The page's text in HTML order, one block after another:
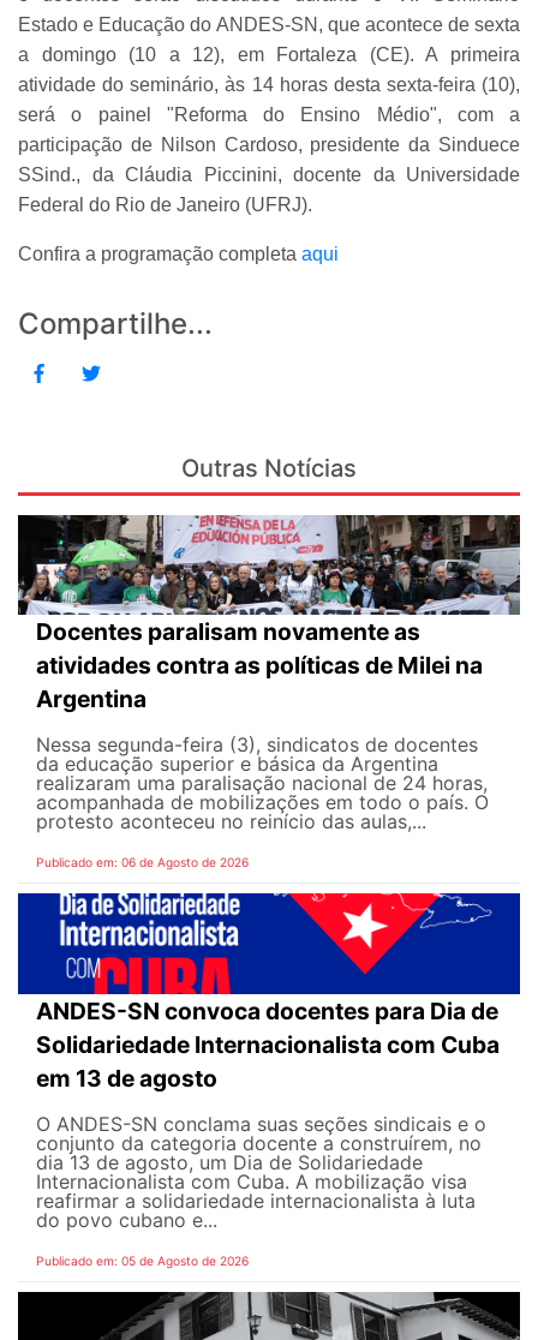
Estado e Educação do ANDES-SN, que acontece de sexta
a domingo (10 a 12), em Fortaleza (CE). A primeira
atividade do seminário, às 14 horas desta sexta-feira (10),
será o painel "Reforma do Ensino Médio", com a
participação de Nilson Cardoso, presidente da Sinduece
SSind., da Cláudia Piccinini, docente da Universidade
Federal do Rio de Janeiro (UFRJ).
Confira a programação completa aqui
Compartilhe...
Outras Notícias
Docentes paralisam novamente as
atividades contra as políticas de Milei na
Argentina
Nessa segunda-feira (3), sindicatos de docentes
da educação superior e básica da Argentina
realizaram uma paralisação nacional de 24 horas,
acompanhada de mobilizações em todo o país. O
protesto aconteceu no reinício das aulas,...
Publicado em: 06 de Agosto de 2026
ANDES-SN convoca docentes para Dia de
Solidariedade Internacionalista com Cuba
em 13 de agosto
O ANDES-SN conclama suas seções sindicais e o
conjunto da categoria docente a construírem, no
dia 13 de agosto, um Dia de Solidariedade
Internacionalista com Cuba. A mobilização visa
reafirmar a solidariedade internacionalista à luta
do povo cubano e...
Publicado em: 05 de Agosto de 2026